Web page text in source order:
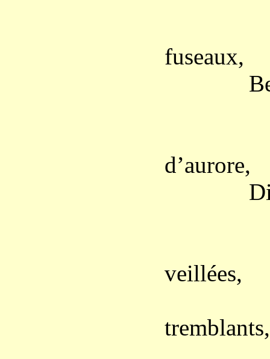
fuseaux,
Belles,
d’aurore,
Dites,
veillées,
tremblants,